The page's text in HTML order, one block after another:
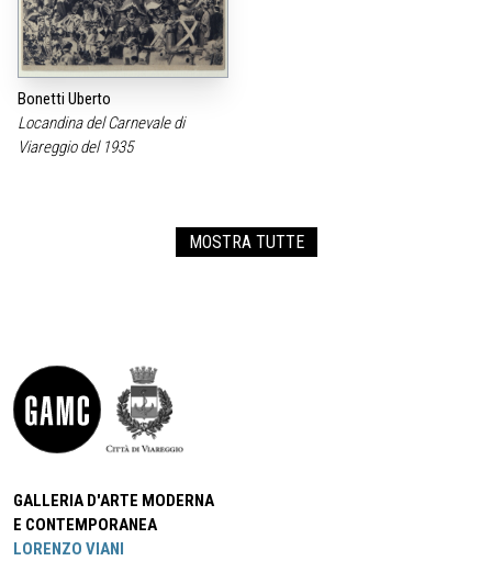
Bonetti Uberto
Locandina del Carnevale di
Viareggio del 1935
MOSTRA TUTTE
GALLERIA D'ARTE MODERNA
E CONTEMPORANEA
LORENZO VIANI